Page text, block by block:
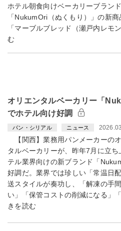
ホテル朝食向けベーカリーブランド
「NukumOri（ぬくもり）」の新商
「マーブルブレッド（瀬戸内レ
む
オリエンタルベーカリー「
でホテル向け好調
パン・シリアル ニュース
【関西】業務用パンメーカーの
タルベーカリーが、昨年7月に立ち
テル業界向けの新ブランド「
好調だ。業界では珍しい「常温日
送スタイルが奏功し、「解凍の手
い」「保管コストの削減になる」
きを読む